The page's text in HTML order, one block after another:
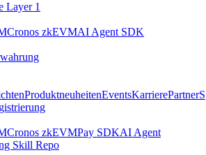
Layer 1
Cronos zkEVMAI Agent SDK
ProduktneuheitenEventsKarrierePartnerS
Cronos zkEVMPay SDKAI Agent
Skill Repo